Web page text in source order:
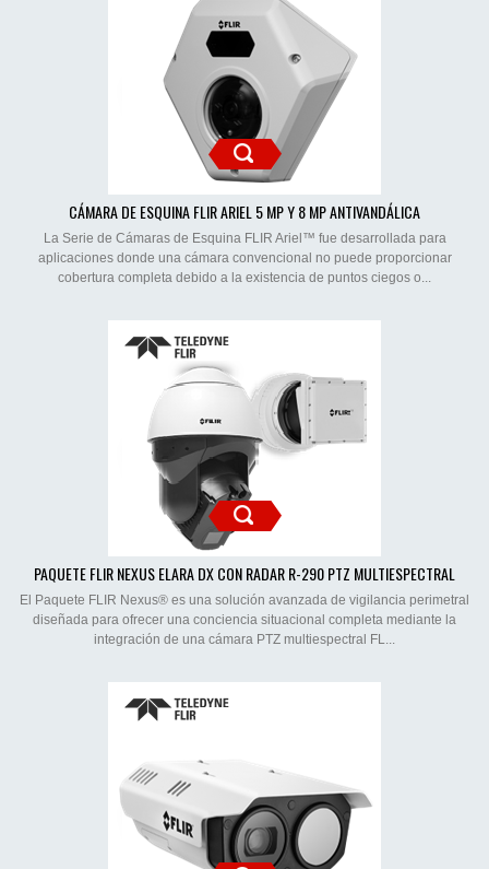
CÁMARA DE ESQUINA FLIR ARIEL 5 MP Y 8 MP ANTIVANDÁLICA
La Serie de Cámaras de Esquina FLIR Ariel™ fue desarrollada para
aplicaciones donde una cámara convencional no puede proporcionar
cobertura completa debido a la existencia de puntos ciegos o...
PAQUETE FLIR NEXUS ELARA DX CON RADAR R-290 PTZ MULTIESPECTRAL
El Paquete FLIR Nexus® es una solución avanzada de vigilancia perimetral
diseñada para ofrecer una conciencia situacional completa mediante la
integración de una cámara PTZ multiespectral FL...